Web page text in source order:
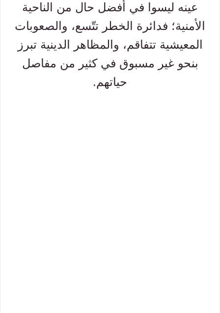
عينه ليسوا في أفضل حال من الناحية
الأمنية؛ فدائرة الخطر تتّسع، والصعوبات
المعيشية تتفاقم، والمظاهر الدينية تبرز
بنحو غير مسبوق في كثير من مفاصل
حياتهم.